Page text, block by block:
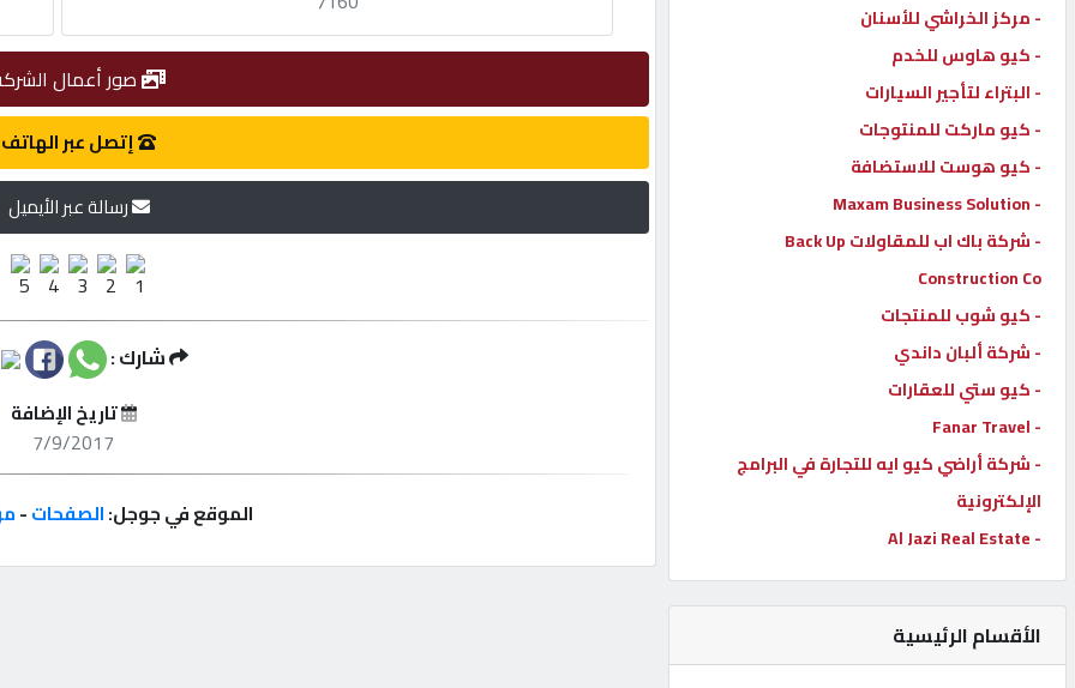
بنا
إعلانات
المنتدى
كيو
مزاد
كيو
نمبر
كيو
كارز
كيو
ماركت
- مركز الخراشي للأسنان
- كيو هاوس للخدم
- البتراء لتأجير السيارات
- كيو ماركت للمنتوجات
- كيو هوست للاستضافة
- Maxam Business Solution
- شركة باك اب للمقاولات Back Up
Construction Co
- كيو شوب للمنتجات
- شركة ألبان داندي
- كيو ستي للعقارات
- Fanar Travel
- شركة أراضي كيو ايه للتجارة في البرامج
الإلكترونية
- Al Jazi Real Estate
الأقسام الرئيسية
صور أعمال
إتصل عبر الهاتف
رسالة عبر الأيميل
شارك :
تاريخ الإضافة
7/9/2017
الموقع في جوجل:الصفحات-